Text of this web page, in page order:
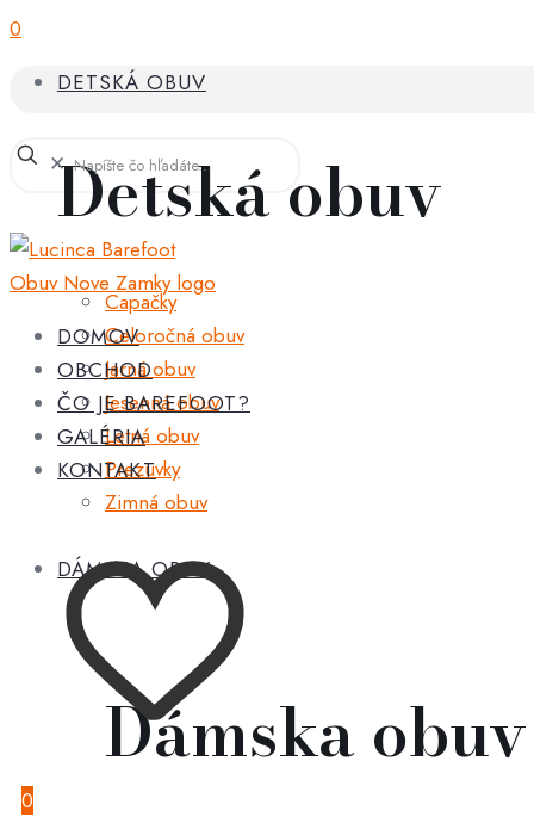
0
DETSKÁ OBUV
Detská obuv
Capačky
Celoročná obuv
Jarná obuv
Jesenná obuv
Letná obuv
Prezuvky
Zimná obuv
DÁMSKA OBUV
Dámska obuv
✕
DOMOV
OBCHOD
ČO JE BAREFOOT?
GALÉRIA
KONTAKT
0